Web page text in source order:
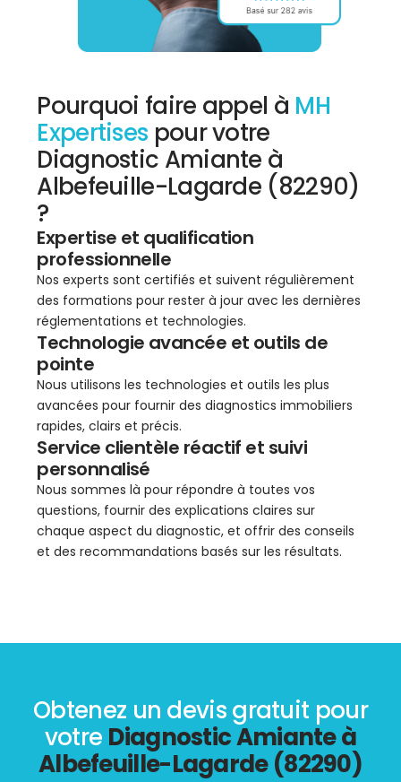
Pourquoi faire appel à MH
Expertises pour votre
Diagnostic Amiante à
Albefeuille-Lagarde (82290)
?
Expertise et qualification
professionnelle
Nos experts sont certifiés et suivent régulièrement
des formations pour rester à jour avec les dernières
réglementations et technologies.
Technologie avancée et outils de
pointe
Nous utilisons les technologies et outils les plus
avancées pour fournir des diagnostics immobiliers
rapides, clairs et précis.
Service clientèle réactif et suivi
personnalisé
Nous sommes là pour répondre à toutes vos
questions, fournir des explications claires sur
chaque aspect du diagnostic, et offrir des conseils
et des recommandations basés sur les résultats.
Obtenez un devis gratuit pour
votre Diagnostic Amiante à
Albefeuille-Lagarde (82290)